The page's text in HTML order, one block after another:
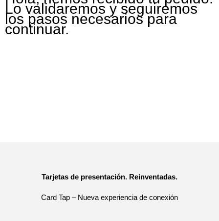
Lo validaremos y seguiremos
los pasos necesarios para
continuar.
Tarjetas de presentación. Reinventadas.
Card Tap – Nueva experiencia de conexión